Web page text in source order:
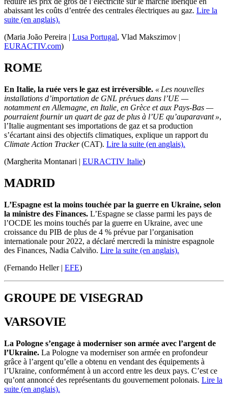
abaissant les coûts d’entrée des centrales électriques au gaz. Lire la
suite (en anglais).
(Maria João Pereira | Lusa Portugal, Vlad Makszimov |
EURACTIV.com)
ROME
En Italie, la ruée vers le gaz est irréversible. « Les nouvelles
installations d’importation de GNL prévues dans l’UE —
notamment en Allemagne, en Italie, en Grèce et aux Pays-Bas —
pourraient fournir un quart de gaz de plus à l’UE qu’auparavant »,
l’Italie augmentant ses importations de gaz et sa production
s’écartant ainsi des objectifs climatiques, explique un rapport du
Climate Action Tracker(CAT). Lire la suite (en anglais).
(Margherita Montanari | EURACTIV Italie)
MADRID
L’Espagne est la moins touchée par la guerre en Ukraine, selon
la ministre des Finances. L’Espagne se classe parmi les pays de
l’OCDE les moins touchés par la guerre en Ukraine, avec une
croissance du PIB de plus de 4 % prévue par l’organisation
internationale pour 2022, a déclaré mercredi la ministre espagnole
des Finances, Nadia Calviño. Lire la suite (en anglais).
(Fernando Heller | EFE)
GROUPE DE VISEGRAD
VARSOVIE
La Pologne s’engage à moderniser son armée avec l’argent de
l’Ukraine. La Pologne va moderniser son armée en profondeur
grâce à l’argent qu’elle a obtenu en vendant des équipements à
l’Ukraine, conformément à un accord entre les deux pays. C’est ce
qu’ont annoncé des représentants du gouvernement polonais. Lire la
suite (en anglais).